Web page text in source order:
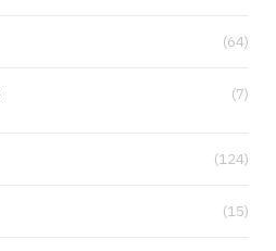
(64)
(7)
(124)
(15)